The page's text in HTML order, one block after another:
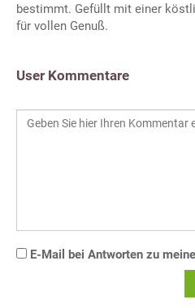
bestimmt. Gefüllt mit einer
für vollen Genuß.
User Kommentare
E-Mail bei Antworten zu